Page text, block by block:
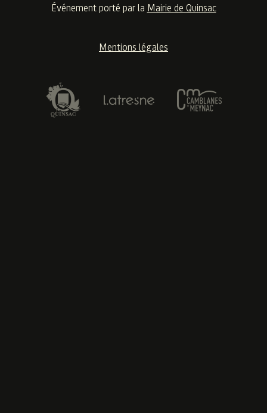
Événement porté par la Mairie de Quinsac
Mentions légales